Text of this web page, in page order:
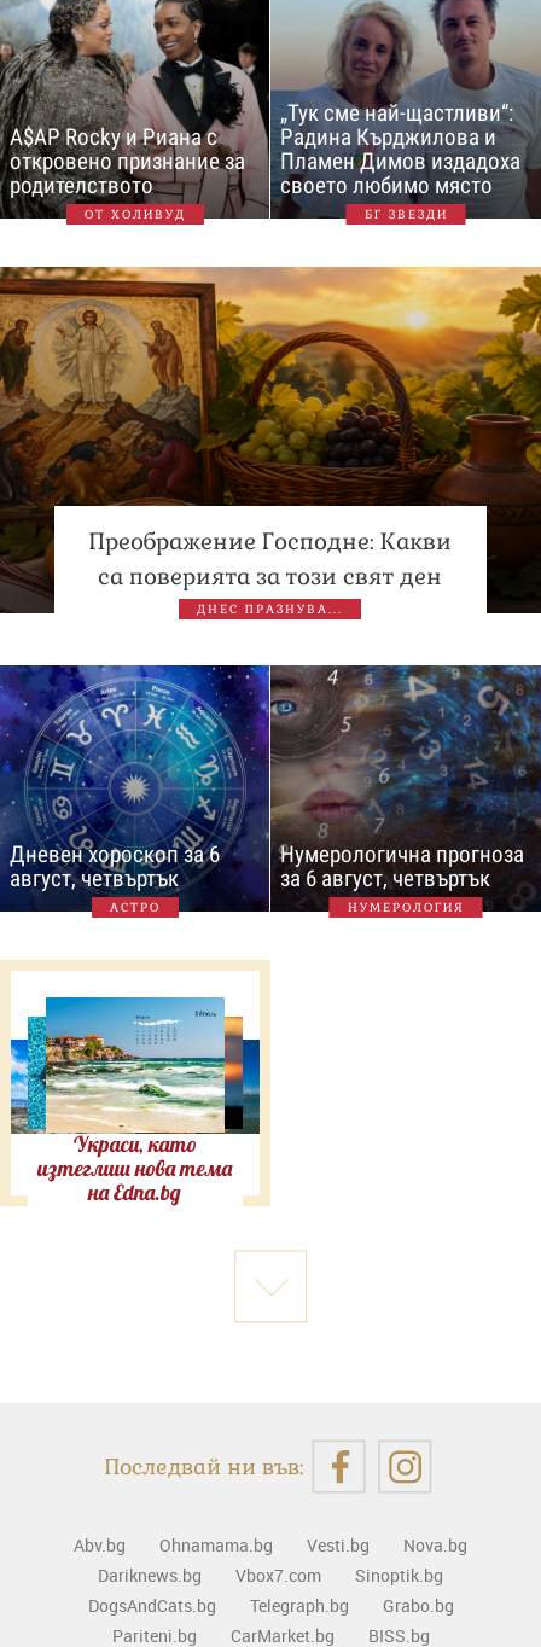
A$AP Rocky и Риана с
откровено признание за
родителството
ОТ ХОЛИВУД
„Тук сме най-щастливи“:
Радина Кърджилова и
Пламен Димов издадоха
своето любимо място
БГ ЗВЕЗДИ
Преображение Господне: Какви
са поверията за този свят ден
ДНЕС ПРАЗНУВА...
Дневен хороскоп за 6
август, четвъртък
АСТРО
Нумерологична прогноза
за 6 август, четвъртък
НУМЕРОЛОГИЯ
Украси, като
изтеглиш нова тема
на Edna.bg
Последвай ни във:
Abv.bg Ohnamama.bg Vesti.bg
Nova.bg
Dariknews.bg
Vbox7.com
Sinoptik.bg
DogsAndCats.bg
Telegraph.bg
Grabo.bg
Pariteni.bg
CarMarket.bg BISS.bg